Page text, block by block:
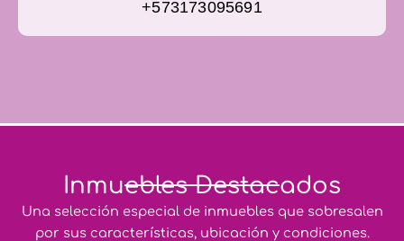
+573173095691
Inmuebles Destacados
Una selección especial de inmuebles que sobresalen
por sus características, ubicación y condiciones.